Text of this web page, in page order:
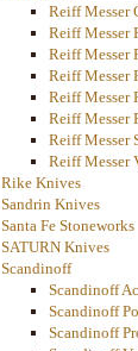
Reiff Messer
Reiff Messer
Reiff Messer
Reiff Messer
Reiff Messer
Reiff Messer
Reiff Messer
Reiff Messer
Rike Knives
Sandrin Knives
Santa Fe Stoneworks
SATURN Knives
Scandinoff
Scandinoff
Scandinoff
Scandinoff